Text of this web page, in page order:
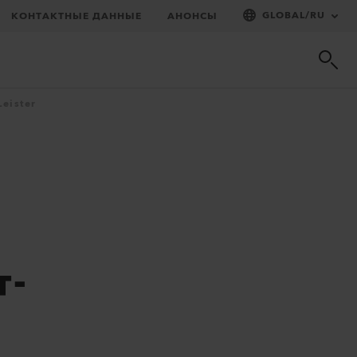
КОНТАКТНЫЕ ДАННЫЕ АНОНСЫ GLOBAL/RU